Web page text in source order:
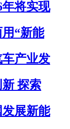
年将实现
“新能
产业发
探索
展新能